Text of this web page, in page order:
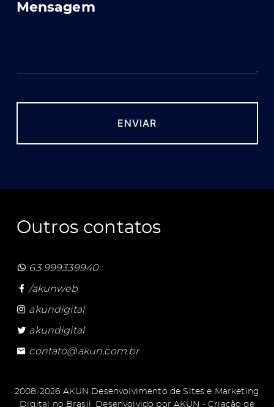
Mensagem
Outros contatos
63 999339940
/akunweb
akundigital
akundigital
contato@akun.com.br
2008-2026 AKUN Desenvolvimento de Sites e Marketing
Digital no Brasil. Desenvolvido porAKUN - Criação de